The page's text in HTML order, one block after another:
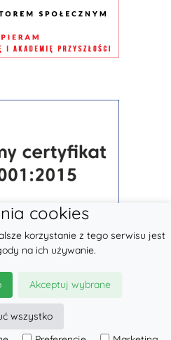
cookies
korzystanie z tego serwisu jest
na ich używanie.
Akceptuj wybrane
wszystko